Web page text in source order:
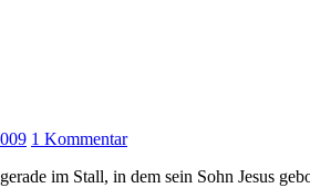
1 Kommentar
gerade im Stall, in dem sein Sohn